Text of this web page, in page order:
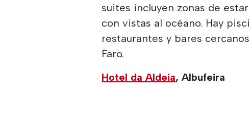
suites incluyen zonas de
con vistas al océano. Hay
restaurantes y bares
Faro.
Hotel da Aldeia, Albufeira